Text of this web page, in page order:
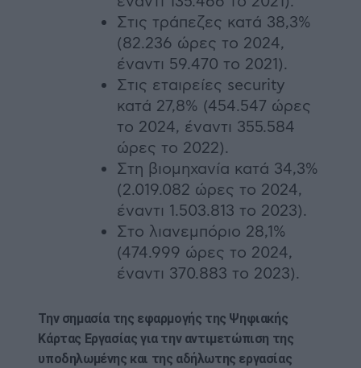
⁠Στις τράπεζες κατά 38,3%
(82.236 ώρες το 2024,
έναντι 59.470 το 2021).
⁠Στις εταιρείες security
κατά 27,8% (454.547 ώρες
το 2024, έναντι 355.584
ώρες το 2022).
⁠Στη βιομηχανία κατά 34,3%
(2.019.082 ώρες το 2024,
έναντι 1.503.813 το 2023).
⁠Στο λιανεμπόριο 28,1%
(474.999 ώρες το 2024,
έναντι 370.883 το 2023).
Την σημασία της εφαρμογής της Ψηφιακής
Κάρτας Εργασίας για την αντιμετώπιση της
υποδηλωμένης και της αδήλωτης εργασίας